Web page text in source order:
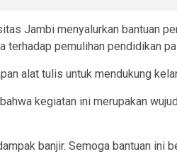
Jambi menyalurkan bantuan
pemulihan pendidikan
alat tulis untuk mendukung
kegiatan ini merupakan
banjir. Semoga bantuan ini